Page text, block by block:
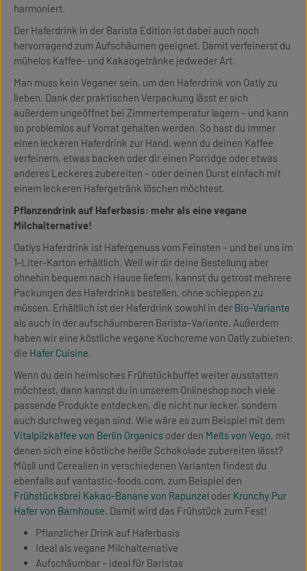
harmoniert.
Der Haferdrink in der Barista Edition ist dabei auch noch
hervorragend zum Aufschäumen geeignet. Damit verfeinerst du
mühelos Kaffee- und Kakaogetränke jedweder Art.
Man muss kein Veganer sein, um den Haferdrink von Oatly zu
lieben. Dank der praktischen Verpackung lässt er sich
außerdem ungeöffnet bei Zimmertemperatur lagern – und kann
so problemlos auf Vorrat gehalten werden. So hast du immer
einen leckeren Haferdrink zur Hand, wenn du deinen Kaffee
verfeinern, etwas backen oder dir einen Porridge oder etwas
anderes Leckeres zubereiten – oder deinen Durst einfach mit
einem leckeren Hafergetränk löschen möchtest.
Pflanzendrink auf Haferbasis: mehr als eine vegane
Milchalternative!
Oatlys Haferdrink ist Hafergenuss vom Feinsten – und bei uns im
1-Liter-Karton erhältlich. Weil wir dir deine Bestellung aber
ohnehin bequem nach Hause liefern, kannst du getrost mehrere
Packungen des Haferdrinks bestellen, ohne schleppen zu
müssen. Erhältlich ist der Haferdrink sowohl in der Bio-Variante
als auch in der aufschäumbaren Barista-Variante. Außerdem
haben wir eine köstliche vegane Kochcreme von Oatly zubieten:
die Hafer Cuisine.
Wenn du dein heimisches Frühstückbuffet weiter ausstatten
möchtest, dann kannst du in unserem Onlineshop noch viele
passende Produkte entdecken, die nicht nur lecker, sondern
auch durchweg vegan sind. Wie wäre es zum Beispiel mit dem
Vitalpilzkaffee von Berlin Organics oder den Melts von Vego, mit
denen sich eine köstliche heiße Schokolade zubereiten lässt?
Müsli und Cerealien in verschiedenen Varianten findest du
ebenfalls auf vantastic-foods.com, zum Beispiel den
Frühstücksbrei Kakao-Banane von Rapunzel oder Krunchy Pur
Hafer von Barnhouse. Damit wird das Frühstück zum Fest!
Pflanzlicher Drink auf Haferbasis
Ideal als vegane Milchalternative
Aufschäumbar – ideal für Baristas